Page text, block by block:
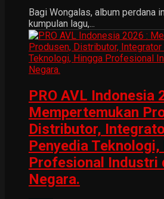
Bagi Wongalas, album perdana
kumpulan lagu,...
PRO AVL Indonesia
Mempertemukan
Distributor,
Penyedia
Profesional Industri
Negara.